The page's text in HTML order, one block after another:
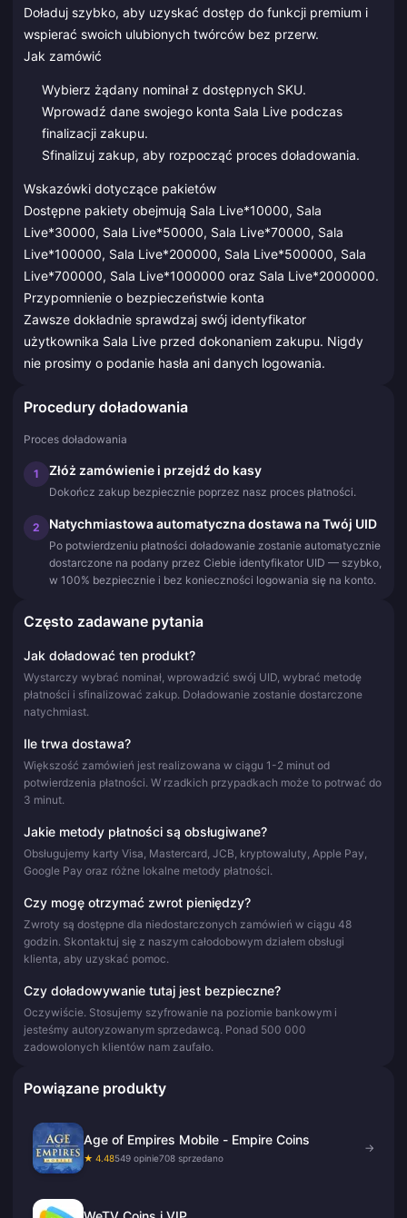
Doładuj szybko, aby uzyskać dostęp do funkcji premium i
wspierać swoich ulubionych twórców bez przerw.
Jak zamówić
Wybierz żądany nominał z dostępnych SKU.
Wprowadź dane swojego konta Sala Live podczas
finalizacji zakupu.
Sfinalizuj zakup, aby rozpocząć proces doładowania.
Wskazówki dotyczące pakietów
Dostępne pakiety obejmują Sala Live*10000, Sala
Live*30000, Sala Live*50000, Sala Live*70000, Sala
Live*100000, Sala Live*200000, Sala Live*500000, Sala
Live*700000, Sala Live*1000000 oraz Sala Live*2000000.
Przypomnienie o bezpieczeństwie konta
Zawsze dokładnie sprawdzaj swój identyfikator
użytkownika Sala Live przed dokonaniem zakupu. Nigdy
nie prosimy o podanie hasła ani danych logowania.
Procedury doładowania
Proces doładowania
1 Złóż zamówienie i przejdź do kasy
Dokończ zakup bezpiecznie poprzez nasz proces płatności.
2 Natychmiastowa automatyczna dostawa na Twój UID
Po potwierdzeniu płatności doładowanie zostanie automatycznie
dostarczone na podany przez Ciebie identyfikator UID — szybko,
w 100% bezpiecznie i bez konieczności logowania się na konto.
Często zadawane pytania
Jak doładować ten produkt?
Wystarczy wybrać nominał, wprowadzić swój UID, wybrać metodę
płatności i sfinalizować zakup. Doładowanie zostanie dostarczone
natychmiast.
Ile trwa dostawa?
Większość zamówień jest realizowana w ciągu 1-2 minut od
potwierdzenia płatności. W rzadkich przypadkach może to potrwać do
3 minut.
Jakie metody płatności są obsługiwane?
Obsługujemy karty Visa, Mastercard, JCB, kryptowaluty, Apple Pay,
Google Pay oraz różne lokalne metody płatności.
Czy mogę otrzymać zwrot pieniędzy?
Zwroty są dostępne dla niedostarczonych zamówień w ciągu 48
godzin. Skontaktuj się z naszym całodobowym działem obsługi
klienta, aby uzyskać pomoc.
Czy doładowywanie tutaj jest bezpieczne?
Oczywiście. Stosujemy szyfrowanie na poziomie bankowym i
jesteśmy autoryzowanym sprzedawcą. Ponad 500 000
zadowolonych klientów nam zaufało.
Powiązane produkty
Age of Empires Mobile - Empire Coins
★ 4.48549 opinie708 sprzedano
→